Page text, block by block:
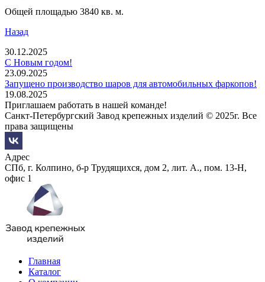
Общей площадью 3840 кв. м.
Назад
30.12.2025
С Новым годом!
23.09.2025
Запущено производство шаров для автомобильных фаркопов!
19.08.2025
Приглашаем работать в нашей команде!
Санкт-Петербургский Завод крепежных изделий © 2025г. Все
права защищены
Адрес
СПб, г. Колпино, б-р Трудящихся, дом 2, лит. А., пом. 13-Н,
офис 1
Главная
Каталог